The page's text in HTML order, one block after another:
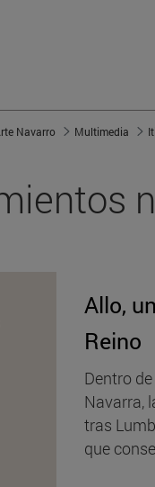
Navarro Multimedia
Allo,
Reino
Dentro
Navarra,
tras
que